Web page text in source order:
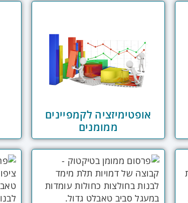
אופטימיזציה לקמפיינים
ממומנים